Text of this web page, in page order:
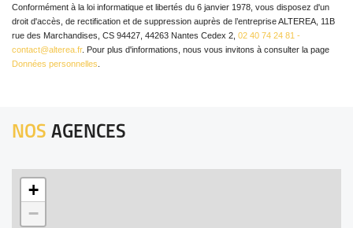
Conformément à la loi informatique et libertés du 6 janvier 1978, vous disposez d'un
droit d'accès, de rectification et de suppression auprès de l’entreprise ALTEREA, 11B
rue des Marchandises, CS 94427, 44263 Nantes Cedex 2, 02 40 74 24 81 -
contact@alterea.fr. Pour plus d'informations, nous vous invitons à consulter la page
Données personnelles
NOS AGENCES
+
−